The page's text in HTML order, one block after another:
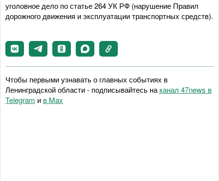
уголовное дело по статье 264 УК РФ (нарушение Правил
дорожного движения и эксплуатации транспортных средств).
Чтобы первыми узнавать о главных событиях в
Ленинградской области - подписывайтесь на канал 47news в
Telegram и в Maх